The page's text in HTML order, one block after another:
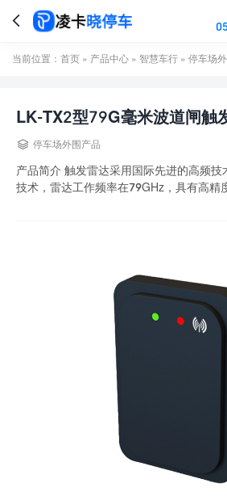

当前位置： 首页 » 产品中心 » 智慧车行 » 停车场
LK-TX2型79G毫米波道闸触
 停车场外围产品
产品简介 触发雷达采用国际先进的高频技
技术，雷达工作频率在79GHz，具有高精